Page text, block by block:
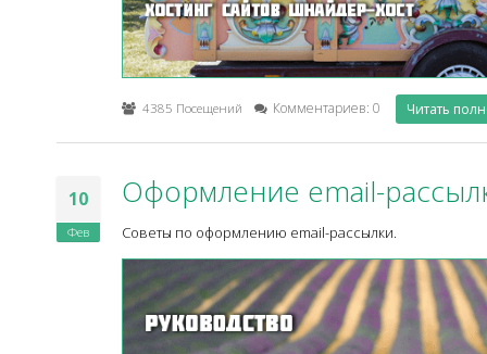
4385 Посещений Комментариев: 0 Читать
10
Фев
Оформление email-
Советы по оформлению email-рассылки.